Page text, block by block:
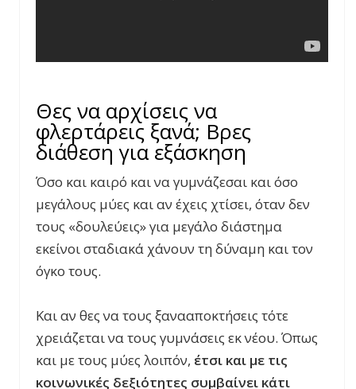
Θες να αρχίσεις να
φλερτάρεις ξανά; Βρες
διάθεση για εξάσκηση
Όσο και καιρό και να γυμνάζεσαι και όσο
μεγάλους μύες και αν έχεις χτίσει, όταν δεν
τους «δουλεύεις» για μεγάλο διάστημα
εκείνοι σταδιακά χάνουν τη δύναμη και τον
όγκο τους.
Και αν θες να τους ξανααποκτήσεις τότε
χρειάζεται να τους γυμνάσεις εκ νέου. Όπως
και με τους μύες λοιπόν, έτσι και με τις
κοινωνικές δεξιότητες συμβαίνει κάτι